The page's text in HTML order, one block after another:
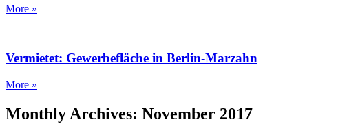
More »
Vermietet: Gewerbefläche in Berlin-Marzahn
More »
Monthly Archives: November 2017